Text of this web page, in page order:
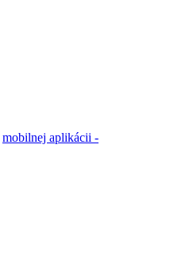
mobilnej aplikácii -